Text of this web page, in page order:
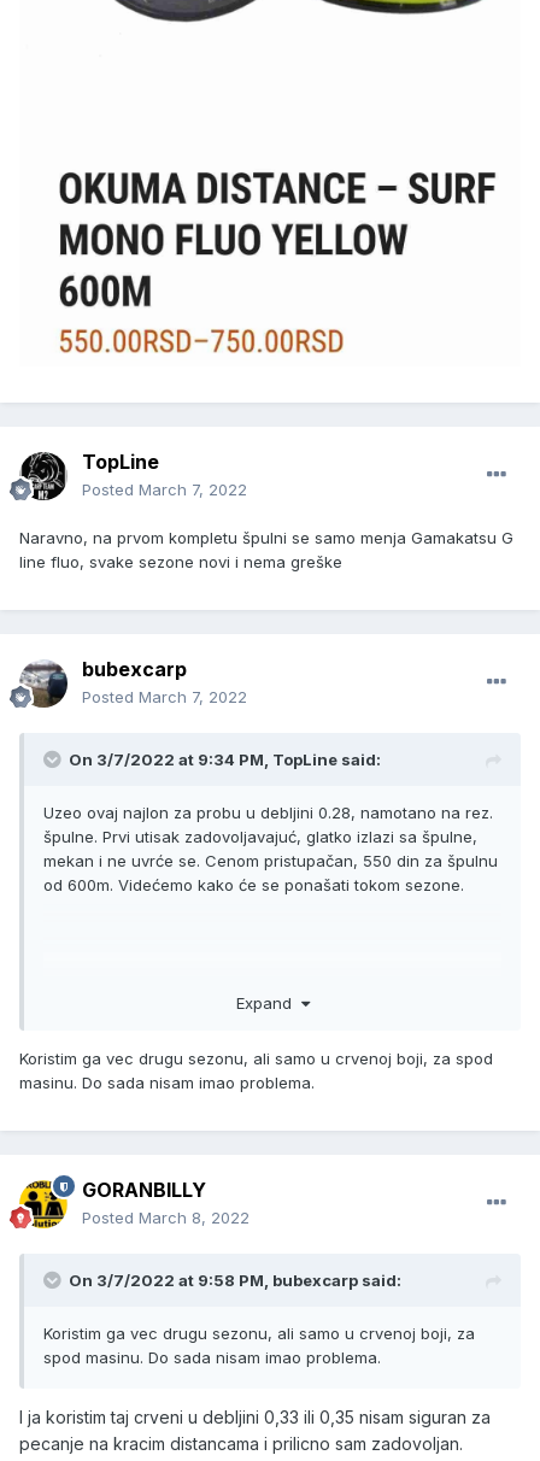
TopLine
Posted March 7, 2022
Naravno, na prvom kompletu špulni se samo menja Gamakatsu G
line fluo, svake sezone novi i nema greške
bubexcarp
Posted March 7, 2022
On 3/7/2022 at 9:34 PM, TopLine said:
Uzeo ovaj najlon za probu u debljini 0.28, namotano na rez.
špulne. Prvi utisak zadovoljavajuć, glatko izlazi sa špulne,
mekan i ne uvrće se. Cenom pristupačan, 550 din za špulnu
od 600m. Videćemo kako će se ponašati tokom sezone.
Expand
Koristim ga vec drugu sezonu, ali samo u crvenoj boji, za spod
masinu. Do sada nisam imao problema.
GORANBILLY
Posted March 8, 2022
On 3/7/2022 at 9:58 PM, bubexcarp said:
Koristim ga vec drugu sezonu, ali samo u crvenoj boji, za
spod masinu. Do sada nisam imao problema.
I ja koristim taj crveni u debljini 0,33 ili 0,35 nisam siguran za
pecanje na kracim distancama i prilicno sam zadovoljan.